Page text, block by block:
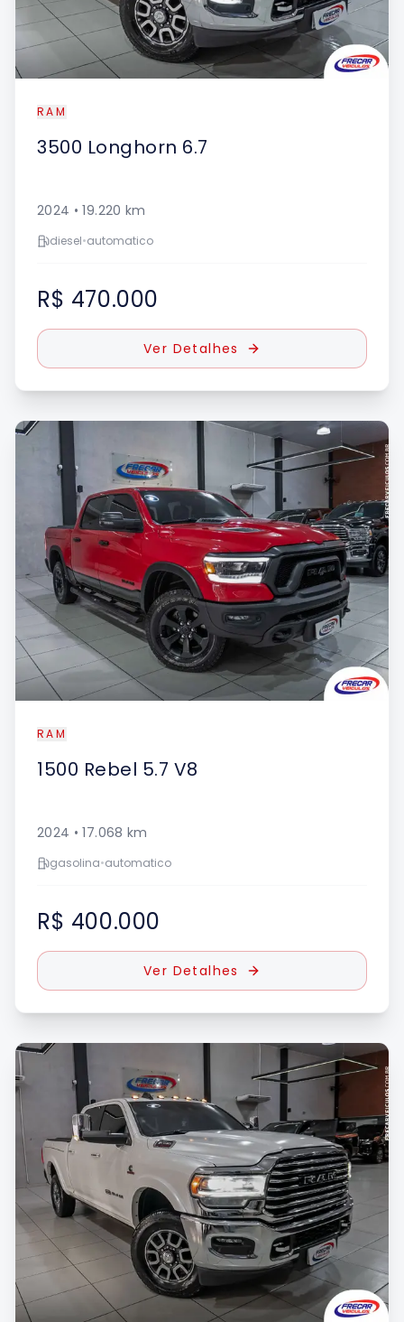
RAM
3500 Longhorn 6.7
2024 •19.220 km
diesel•automatico
R$ 470.000
Ver Detalhes
RAM
1500 Rebel 5.7 V8
2024 •17.068 km
gasolina•automatico
R$ 400.000
Ver Detalhes